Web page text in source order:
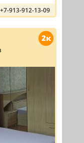
+7-913-912-13-09
2к